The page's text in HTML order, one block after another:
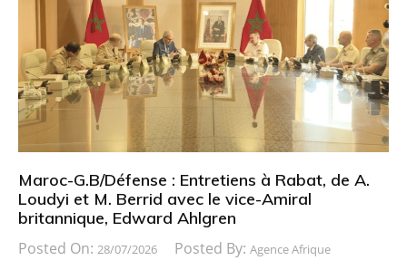
Maroc-G.B/Défense : Entretiens à Rabat, de A.
Loudyi et M. Berrid avec le vice-Amiral
britannique, Edward Ahlgren
Posted On: 28/07/2026 Posted By: Agence Afrique